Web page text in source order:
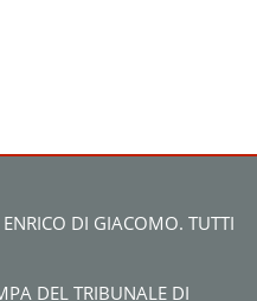
DI GIACOMO. TUTTI
DEL TRIBUNALE DI